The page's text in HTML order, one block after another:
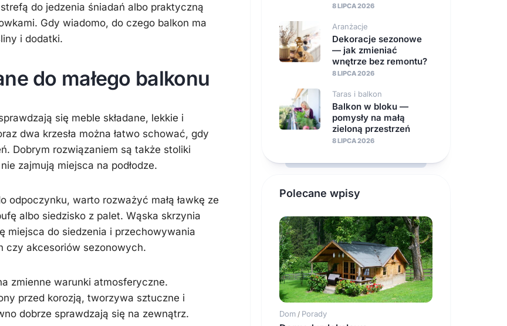
do jedzenia śniadań albo praktyczną
Gdy wiadomo, do czego balkon ma
i dodatki.
do małego balkonu
się meble składane, lekkie i
dwa krzesła można łatwo schować, gdy
Dobrym rozwiązaniem są także stoliki
zajmują miejsca na podłodze.
odpoczynku, warto rozważyć małą ławkę ze
albo siedzisko z palet. Wąska skrzynia
miejsca do siedzenia i przechowywania
czy akcesoriów sezonowych.
zmienne warunki atmosferyczne.
przed korozją, tworzywa sztuczne i
dobrze sprawdzają się na zewnątrz.
8 LIPCA 2026
Aranżacje
Dekoracje sezonowe
— jak zmieniać
wnętrze bez remontu?
8 LIPCA 2026
Taras i balkon
Balkon w bloku —
pomysły na małą
zieloną przestrzeń
8 LIPCA 2026
Polecane wpisy
Dom / Porady